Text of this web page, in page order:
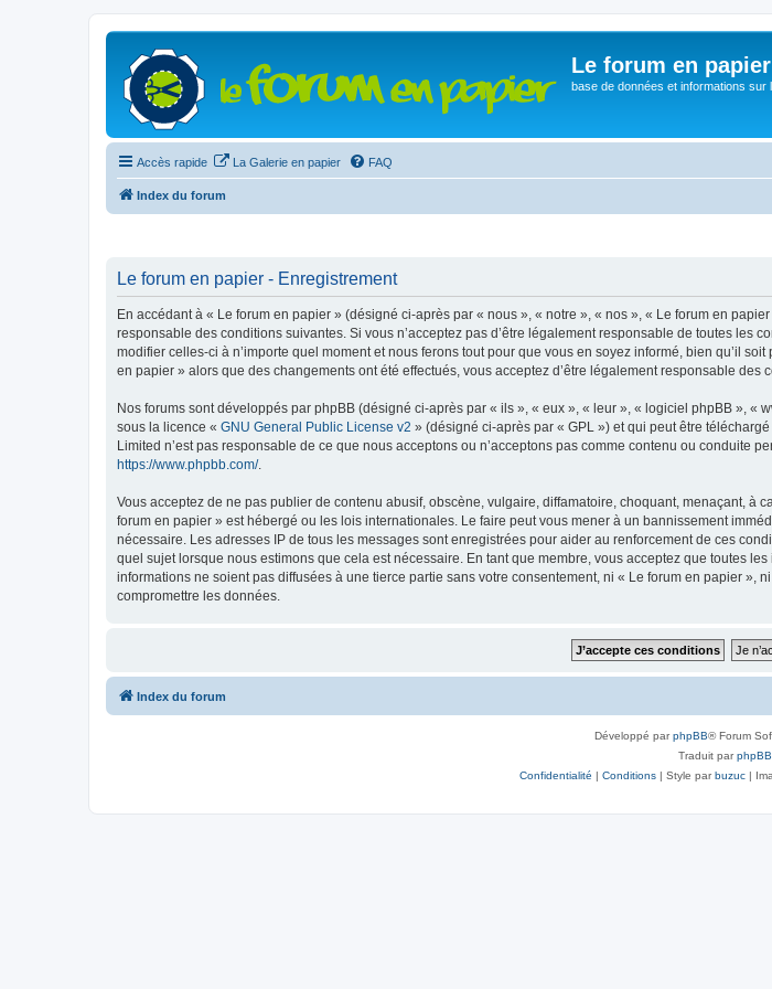
Le forum en papier
base de données et informations sur
Accès rapide La Galerie en papier FAQ
Index du forum
Le forum en papier - Enregistrement
En accédant à « Le forum en papier » (désigné ci-après par « nous », « notre », « nos », « Le forum en
responsable des conditions suivantes. Si vous n’acceptez pas d’être légalement responsable de toutes les
modifier celles-ci à n’importe quel moment et nous ferons tout pour que vous en soyez informé, bien qu’il
en papier » alors que des changements ont été effectués, vous acceptez d’être légalement responsable des
Nos forums sont développés par phpBB (désigné ci-après par « ils », « eux », « leur », « logiciel phpBB »,
sous la licence « GNU General Public License v2 » (désigné ci-après par « GPL ») et qui peut être
Limited n’est pas responsable de ce que nous acceptons ou n’acceptons pas comme contenu ou conduite
https://www.phpbb.com/.
Vous acceptez de ne pas publier de contenu abusif, obscène, vulgaire, diffamatoire, choquant, menaçant,
forum en papier » est hébergé ou les lois internationales. Le faire peut vous mener à un bannissement
nécessaire. Les adresses IP de tous les messages sont enregistrées pour aider au renforcement de ces
quel sujet lorsque nous estimons que cela est nécessaire. En tant que membre, vous acceptez que toutes
informations ne soient pas diffusées à une tierce partie sans votre consentement, ni « Le forum en papier
compromettre les données.
Index du forum
Développé parphpBB® Forum
Traduit par
Confidentialité | Conditions| Style parbuzuc|